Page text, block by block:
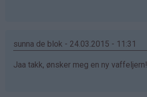
sunna de blok - 24.03.2015 - 11:31
Jaa takk, ønsker meg en ny vaffeljern!